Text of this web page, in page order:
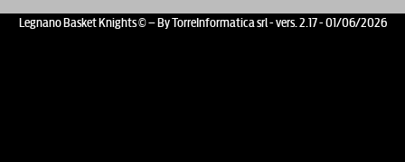
Legnano Basket Knights © – By TorreInformatica srl - vers. 2.17 - 01/06/2026